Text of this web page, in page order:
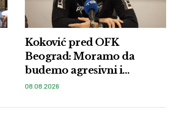
Koković pred OFK
Beograd: Moramo da
budemo agresivni i
proaktivni
08.08.2026